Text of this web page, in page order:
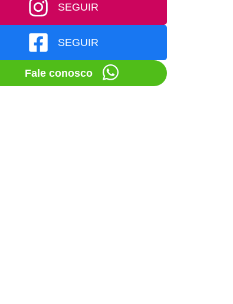
SEGUIR
SEGUIR
Fale conosco